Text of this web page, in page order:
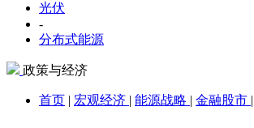
光伏
-
分布式能源
政策与经济
首页 | 宏观经济 | 能源战略 | 金融股市 |